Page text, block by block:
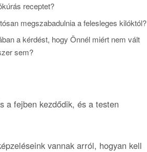
receptet?
megszabadulnia a felesleges kilóktól?
a kérdést, hogy Önnél miért nem vált
sem?
a fejben kezdődik, és a testen
vannak arról, hogyan kell